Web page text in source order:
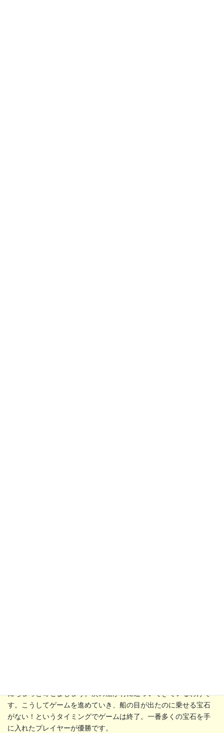
にちょっと寄せましょう。次の船が村に近づいてきているわけで
す。こうしてゲームを進めていき、船の目が出たのに乗せる宝石
がない！というタイミングでゲームは終了。一番多くの宝石を手
に入れたプレイヤーが優勝です。